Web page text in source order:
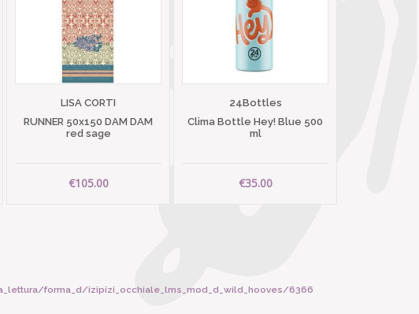
LISA CORTI
RUNNER 50x150 DAM DAM
red sage
€105.00
24Bottles
Clima Bottle Hey! Blue 500
ml
€35.00
forma_d/izipizi_occhiale_lms_mod_d_wild_hooves/6366